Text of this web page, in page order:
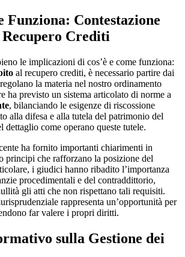
Funziona: Contestazione
Crediti
le implicazioni di cos’è e come funziona:
al recupero crediti, è necessario partire dai
la materia nel nostro ordinamento
ha previsto un sistema articolato di norme a
, bilanciando le esigenze di riscossione
alla difesa e alla tutela del patrimonio del
dettaglio come operano queste tutele.
ha fornito importanti chiarimenti in
principi che rafforzano la posizione del
i giudici hanno ribadito l’importanza
procedimentali e del contraddittorio,
gli atti che non rispettano tali requisiti.
rappresenta un’opportunità per
far valere i propri diritti.
sulla Gestione dei